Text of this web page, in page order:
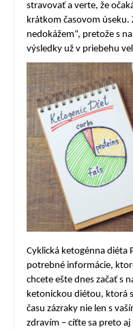
stravovať a verte, že
krátkom časovom úseku.
nedokážem“, pretože s
výsledky už v priebehu
Cyklická ketogénna diéta
potrebné informácie,
chcete ešte dnes začať s
ketonickou diétou, ktorá
času zázraky nie len s
zdravím – cíťte sa preto